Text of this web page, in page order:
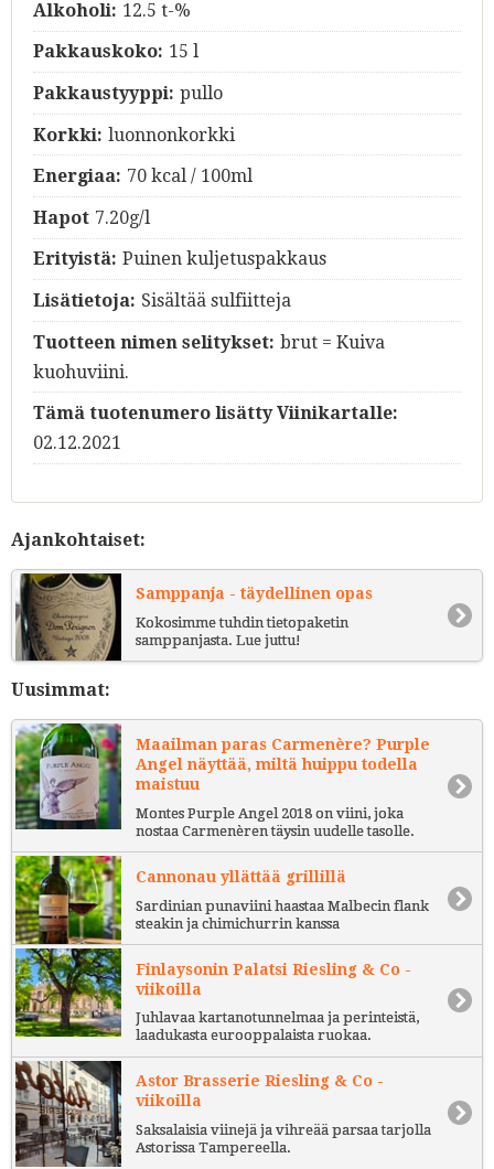
Alkoholi: 12.5 t-%
Pakkauskoko: 15 l
Pakkaustyyppi: pullo
Korkki: luonnonkorkki
Energiaa: 70 kcal / 100ml
Hapot 7.20g/l
Erityistä: Puinen kuljetuspakkaus
Lisätietoja: Sisältää sulfiitteja
Tuotteen nimen selitykset: brut = Kuiva
kuohuviini.
Tämä tuotenumero lisätty Viinikartalle:
02.12.2021
Ajankohtaiset:
Samppanja - täydellinen opas
Kokosimme tuhdin tietopaketin
samppanjasta. Lue juttu!
Uusimmat:
Maailman paras Carmenère? Purple
Angel näyttää, miltä huippu todella
maistuu
Montes Purple Angel 2018 on viini, joka
nostaa Carmenèren täysin uudelle tasolle.
Cannonau yllättää grillillä
Sardinian punaviini haastaa Malbecin flank
steakin ja chimichurrin kanssa
Finlaysonin Palatsi Riesling & Co -
viikoilla
Juhlavaa kartanotunnelmaa ja perinteistä,
laadukasta eurooppalaista ruokaa.
Astor Brasserie Riesling & Co -
viikoilla
Saksalaisia viinejä ja vihreää parsaa tarjolla
Astorissa Tampereella.